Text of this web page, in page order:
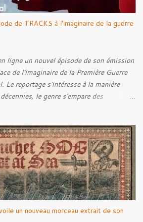
de TRACKS à l'imaginaire de la guerre
ligne un nouvel épisode de son émission
de l'imaginaire de la Première Guerre
Le reportage s'intéresse à la manière
le genre s'empare des
allé à la rencontre de Noise (
Kumar ( 1914 ), qui reviennent sur
Guerre mondiale. Le documentaire
au producteur Kristian "Kohle"
de 1914 , ainsi qu'à l'historien
Musée allemand des blindés de Munster,
la place des images de guerre
du Metal. Le reportage est à
un nouveau morceau extrait de son